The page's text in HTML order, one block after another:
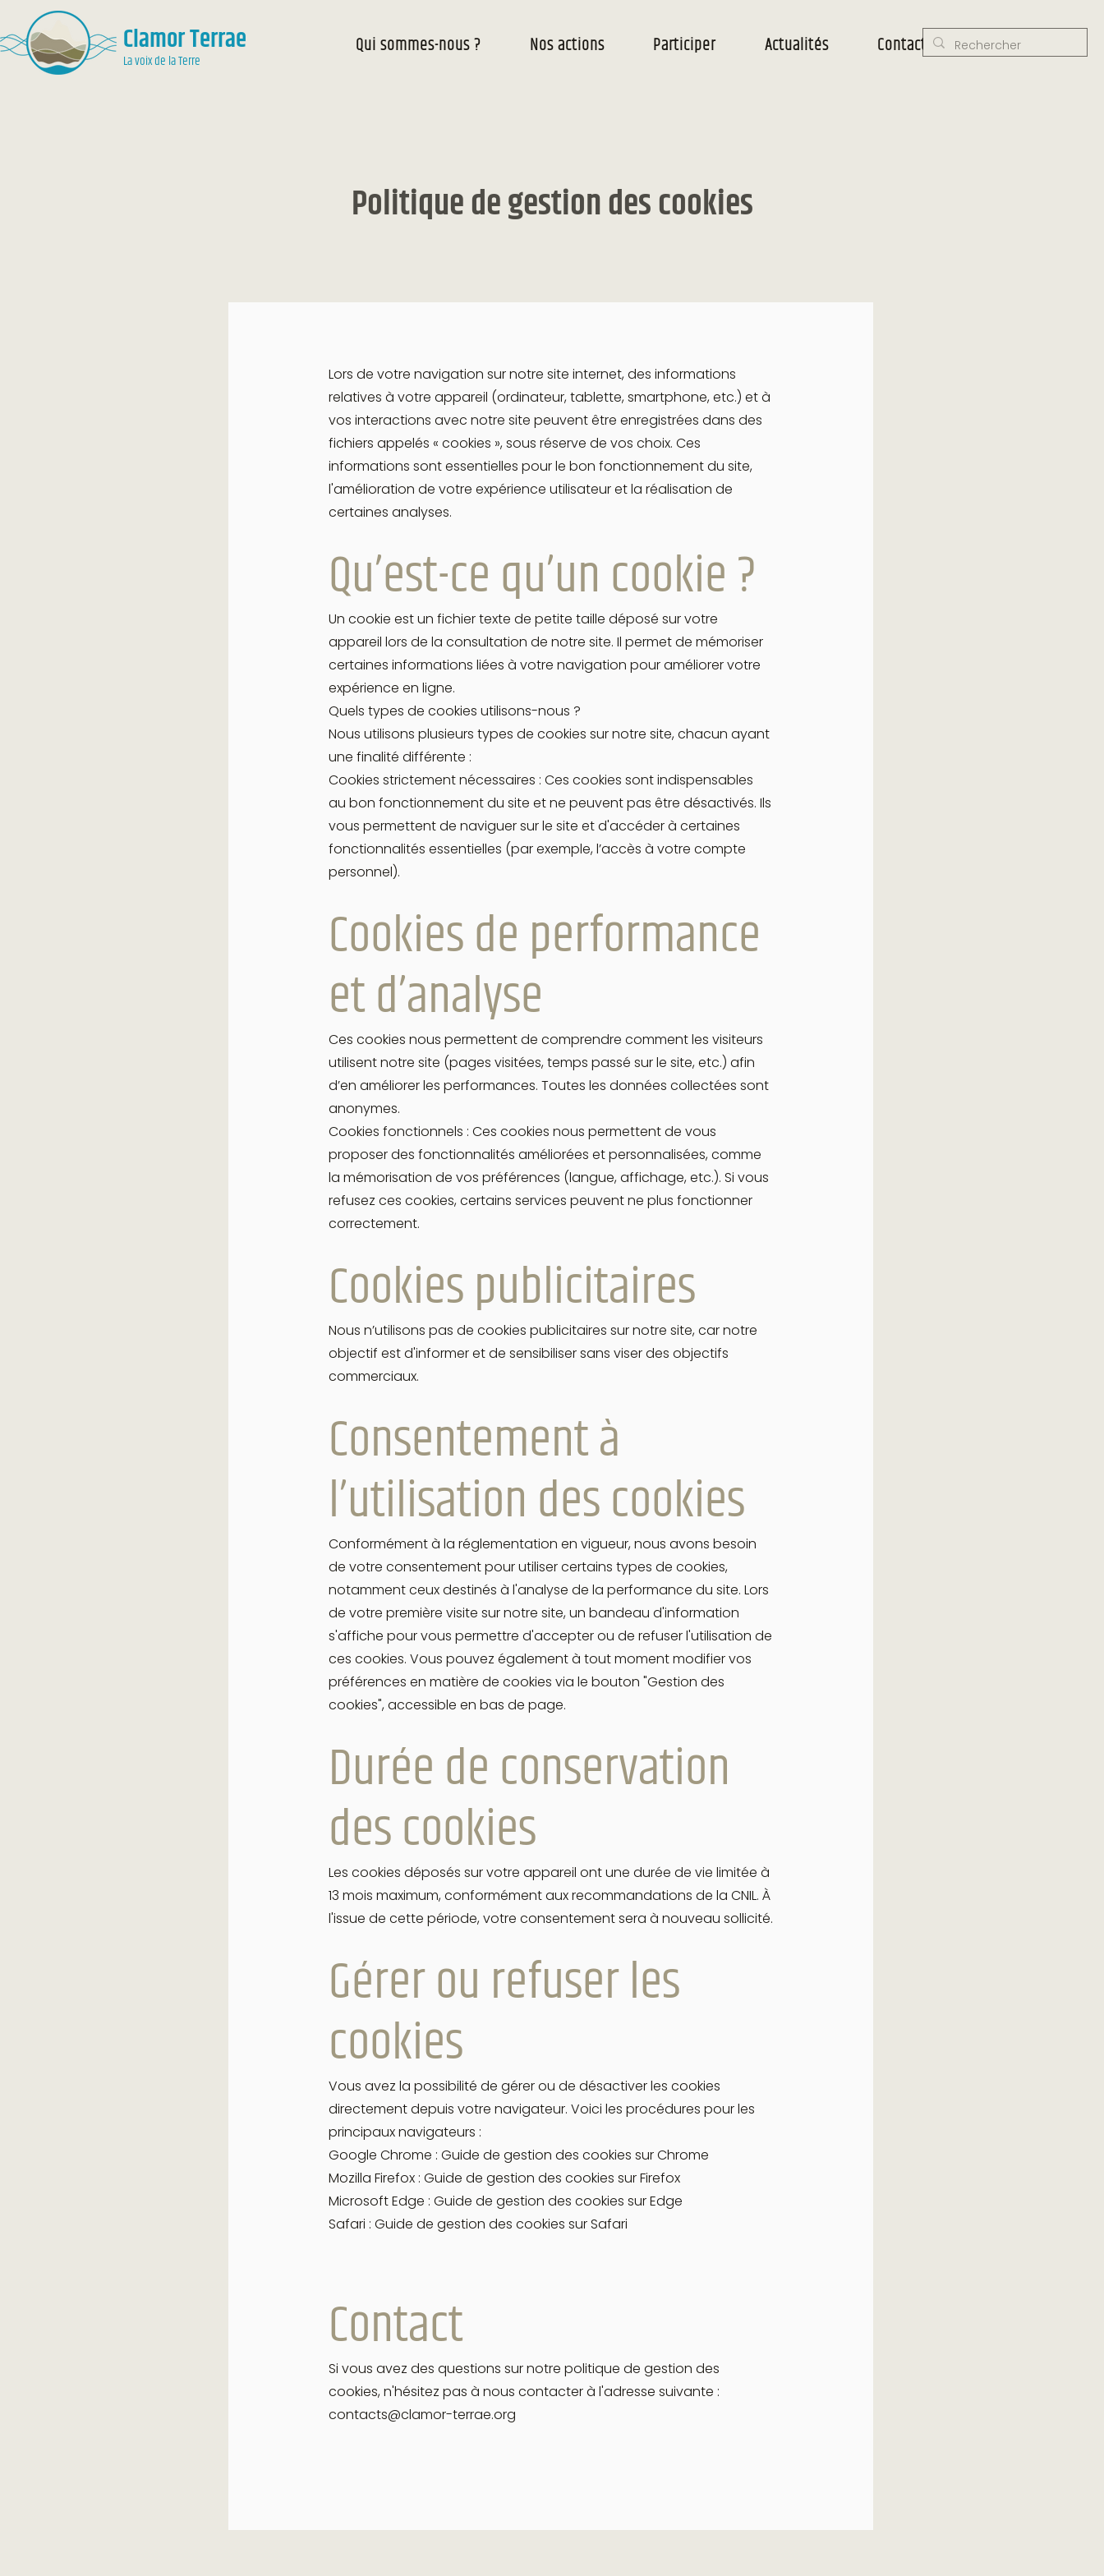
Clamor Terrae
La voix de la Terre
Qui sommes-nous ? Nos actions Participer Actualités Contact
Politique de gestion des cookies
Lors de votre navigation sur notre site internet, des informations
relatives à votre appareil (ordinateur, tablette, smartphone, etc.) et à
vos interactions avec notre site peuvent être enregistrées dans des
fichiers appelés « cookies », sous réserve de vos choix. Ces
informations sont essentielles pour le bon fonctionnement du site,
l'amélioration de votre expérience utilisateur et la réalisation de
certaines analyses.
Qu’est-ce qu’un cookie ?
Un cookie est un fichier texte de petite taille déposé sur votre
appareil lors de la consultation de notre site. Il permet de mémoriser
certaines informations liées à votre navigation pour améliorer votre
expérience en ligne.
Quels types de cookies utilisons-nous ?
Nous utilisons plusieurs types de cookies sur notre site, chacun ayant
une finalité différente :
Cookies strictement nécessaires : Ces cookies sont indispensables
au bon fonctionnement du site et ne peuvent pas être désactivés. Ils
vous permettent de naviguer sur le site et d'accéder à certaines
fonctionnalités essentielles (par exemple, l’accès à votre compte
personnel).
Cookies de performance
et d’analyse
Ces cookies nous permettent de comprendre comment les visiteurs
utilisent notre site (pages visitées, temps passé sur le site, etc.) afin
d’en améliorer les performances. Toutes les données collectées sont
anonymes.
Cookies fonctionnels : Ces cookies nous permettent de vous
proposer des fonctionnalités améliorées et personnalisées, comme
la mémorisation de vos préférences (langue, affichage, etc.). Si vous
refusez ces cookies, certains services peuvent ne plus fonctionner
correctement.
Cookies publicitaires
Nous n’utilisons pas de cookies publicitaires sur notre site, car notre
objectif est d'informer et de sensibiliser sans viser des objectifs
commerciaux.
Consentement à
l’utilisation des cookies
Conformément à la réglementation en vigueur, nous avons besoin
de votre consentement pour utiliser certains types de cookies,
notamment ceux destinés à l'analyse de la performance du site. Lors
de votre première visite sur notre site, un bandeau d'information
s'affiche pour vous permettre d'accepter ou de refuser l'utilisation de
ces cookies. Vous pouvez également à tout moment modifier vos
préférences en matière de cookies via le bouton "Gestion des
cookies", accessible en bas de page.
Durée de conservation
des cookies
Les cookies déposés sur votre appareil ont une durée de vie limitée à
13 mois maximum, conformément aux recommandations de la CNIL. À
l'issue de cette période, votre consentement sera à nouveau sollicité.
Gérer ou refuser les
cookies
Vous avez la possibilité de gérer ou de désactiver les cookies
directement depuis votre navigateur. Voici les procédures pour les
principaux navigateurs :
Google Chrome : Guide de gestion des cookies sur Chrome
Mozilla Firefox : Guide de gestion des cookies sur Firefox
Microsoft Edge : Guide de gestion des cookies sur Edge
Safari : Guide de gestion des cookies sur Safari
Contact
Si vous avez des questions sur notre politique de gestion des
cookies, n'hésitez pas à nous contacter à l'adresse suivante :
contacts@clamor-terrae.org